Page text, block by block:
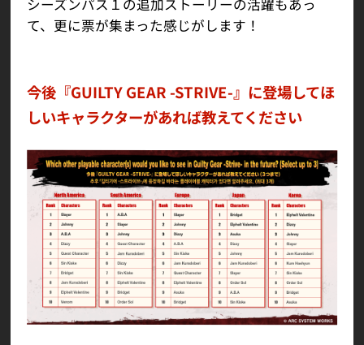
シーズンパス１の追加ストーリーの活躍もあっ
て、更に票が集まった感じがします！
今後『GUILTY GEAR -STRIVE-』に登場してほ
しいキャラクターがあれば教えてください